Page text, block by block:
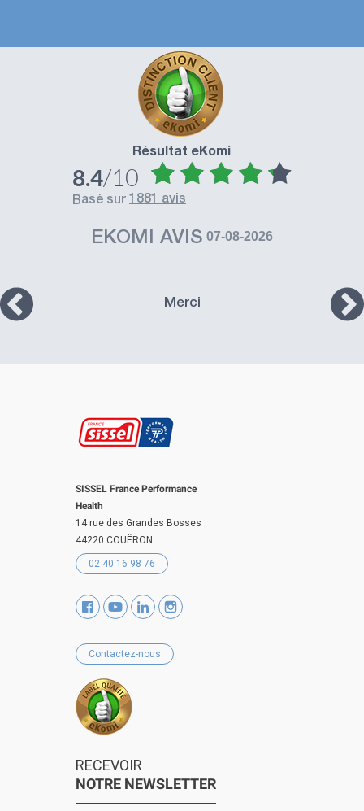
Résultat eKomi
8.4/10
basé sur 1881 avis
EKOMI AVIS 07-08-2026
Merci
SISSEL France Performance
Health
14 rue des Grandes Bosses
44220 COUËRON
02 40 16 98 76
Contactez-nous
RECEVOIR
NOTRE NEWSLETTER